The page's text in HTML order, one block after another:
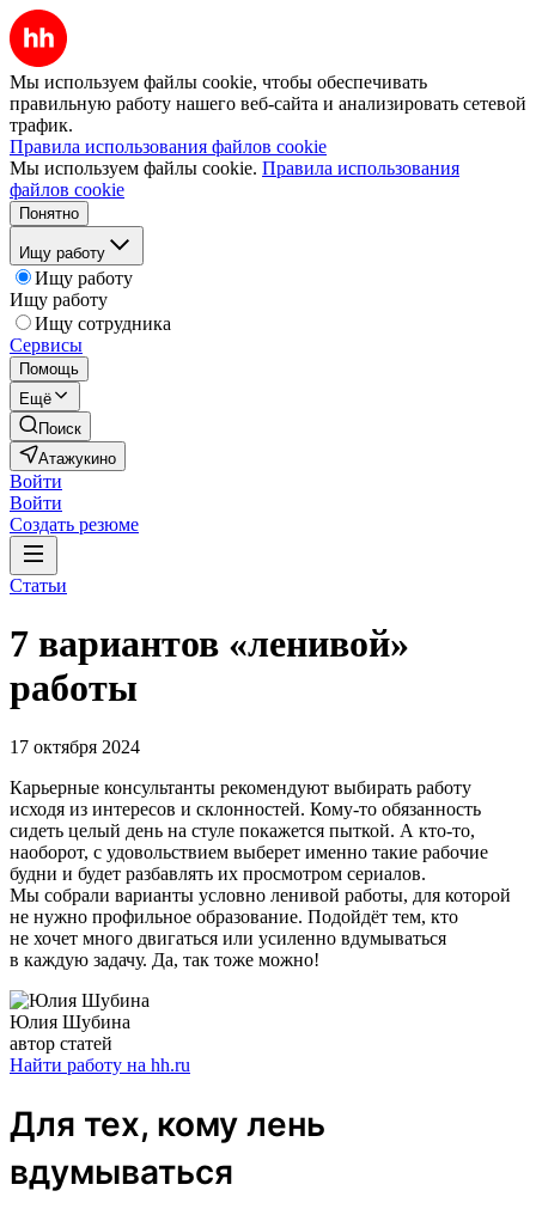
Мы используем файлы cookie, чтобы обеспечивать
правильную работу нашего веб-сайта и анализировать сетевой
трафик.
Правила использования файлов cookie
Мы используем файлы cookie. Правила использования
файлов cookie
Понятно
Ищу работу
Ищу работу
Ищу работу
Ищу сотрудника
Сервисы
Помощь
Ещё
Поиск
Атажукино
Войти
Войти
Создать резюме
Статьи
7 вариантов «ленивой»
работы
17 октября 2024
Карьерные консультанты рекомендуют выбирать работу
исходя из интересов и склонностей. Кому-то обязанность
сидеть целый день на стуле покажется пыткой. А кто-то,
наоборот, с удовольствием выберет именно такие рабочие
будни и будет разбавлять их просмотром сериалов.
Мы собрали варианты условно ленивой работы, для которой
не нужно профильное образование. Подойдёт тем, кто
не хочет много двигаться или усиленно вдумываться
в каждую задачу. Да, так тоже можно!
Юлия Шубина
автор статей
Найти работу на hh.ru
Для тех, кому лень
вдумываться